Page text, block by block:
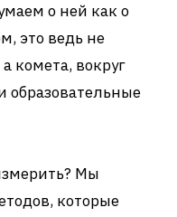
о ней как о
это ведь не
комета, вокруг
образовательные
Мы
которые